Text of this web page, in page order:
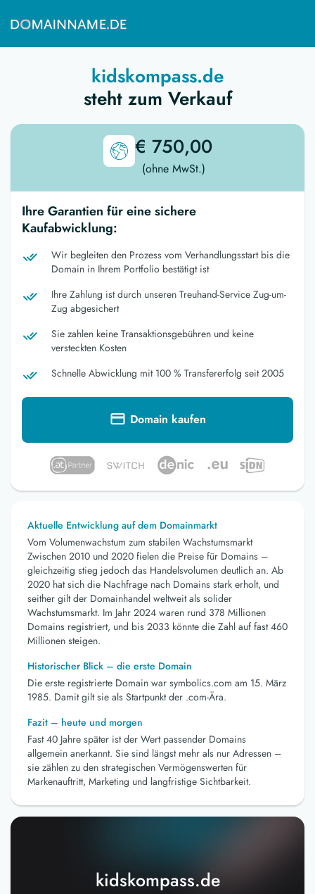
kidskompass.de
steht zum Verkauf
kidskompass.de
€ 750,00
(ohne MwSt.)
Ihre Garantien für eine sichere
Kaufabwicklung:
Wir begleiten den Prozess vom Verhandlungsstart bis die
Domain in Ihrem Portfolio bestätigt ist
Ihre Zahlung ist durch unseren Treuhand-Service Zug-um-
Zug abgesichert
Sie zahlen keine Transaktionsgebühren und keine
versteckten Kosten
Schnelle Abwicklung mit 100 % Transfererfolg seit 2005
Domain kaufen
Aktuelle Entwicklung auf dem Domainmarkt
Vom Volumenwachstum zum stabilen Wachstumsmarkt
Zwischen 2010 und 2020 fielen die Preise für Domains –
gleichzeitig stieg jedoch das Handelsvolumen deutlich an. Ab
2020 hat sich die Nachfrage nach Domains stark erholt, und
seither gilt der Domainhandel weltweit als solider
Wachstumsmarkt. Im Jahr 2024 waren rund 378 Millionen
Domains registriert, und bis 2033 könnte die Zahl auf fast 460
Millionen steigen.
Historischer Blick – die erste Domain
Die erste registrierte Domain war symbolics.com am 15. März
1985. Damit gilt sie als Startpunkt der .com-Ära.
Fazit – heute und morgen
Fast 40 Jahre später ist der Wert passender Domains
allgemein anerkannt. Sie sind längst mehr als nur Adressen –
sie zählen zu den strategischen Vermögenswerten für
Markenauftritt, Marketing und langfristige Sichtbarkeit.